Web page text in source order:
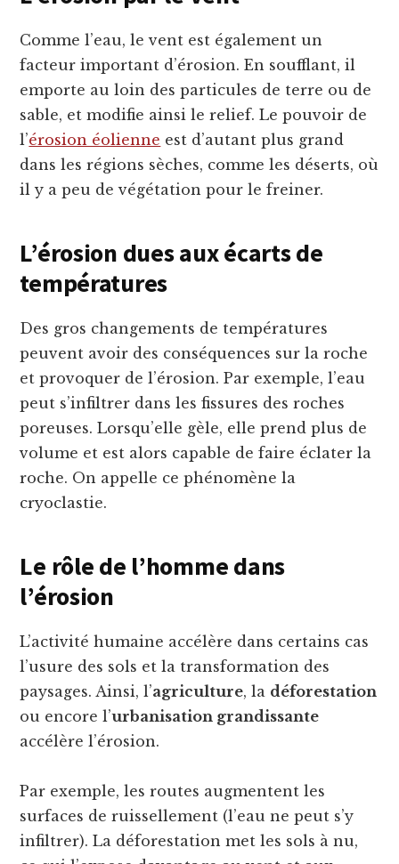
Comme l’eau, le vent est également un
facteur important d’érosion. En soufflant, il
emporte au loin des particules de terre ou de
sable, et modifie ainsi le relief. Le pouvoir de
l’érosion éolienne est d’autant plus grand
dans les régions sèches, comme les déserts, où
il y a peu de végétation pour le freiner.
L’érosion dues aux écarts de
températures
Des gros changements de températures
peuvent avoir des conséquences sur la roche
et provoquer de l’érosion. Par exemple, l’eau
peut s’infiltrer dans les fissures des roches
poreuses. Lorsqu’elle gèle, elle prend plus de
volume et est alors capable de faire éclater la
roche. On appelle ce phénomène la
cryoclastie.
Le rôle de l’homme dans
l’érosion
L’activité humaine accélère dans certains cas
l’usure des sols et la transformation des
paysages. Ainsi, l’agriculture, la déforestation
ou encore l’urbanisation grandissante
accélère l’érosion.
Par exemple, les routes augmentent les
surfaces de ruissellement (l’eau ne peut s’y
infiltrer). La déforestation met les sols à nu,